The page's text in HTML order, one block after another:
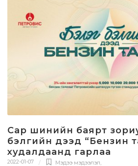
Сар шинийн баярт
бэлгийн дээд “Бензин
худалдаанд гарлаа
2022-01-07 Мэдээ мэдээлэл